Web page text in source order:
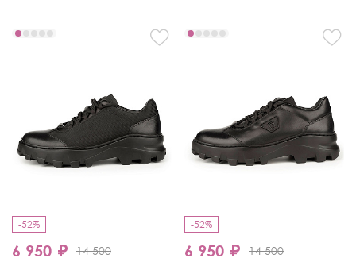
-52%
6 950 ₽ 14 500
-52%
6 950 ₽ 14 500